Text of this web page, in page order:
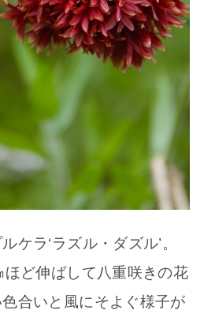
ケラ‘ラズル・ダズル’。
ど伸ばして八重咲きの花
合いと風にそよぐ様子が